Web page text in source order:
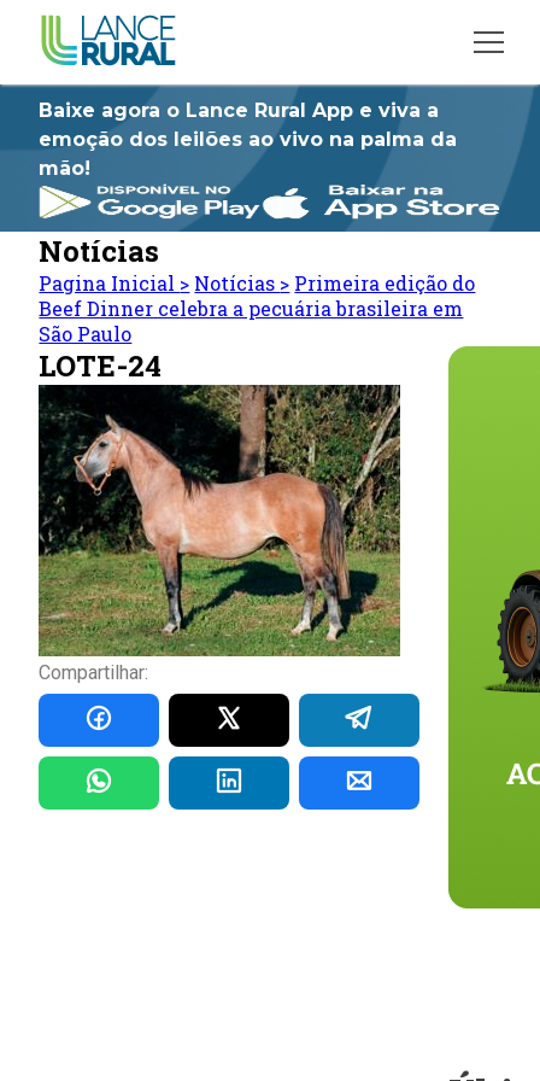
Baixe agora o Lance Rural App e viva a
emoção dos leilões ao vivo na palma da
mão!
Notícias
Pagina Inicial > Notícias > Primeira edição do
Beef Dinner celebra a pecuária brasileira em
São Paulo
LOTE-24
Compartilhar: